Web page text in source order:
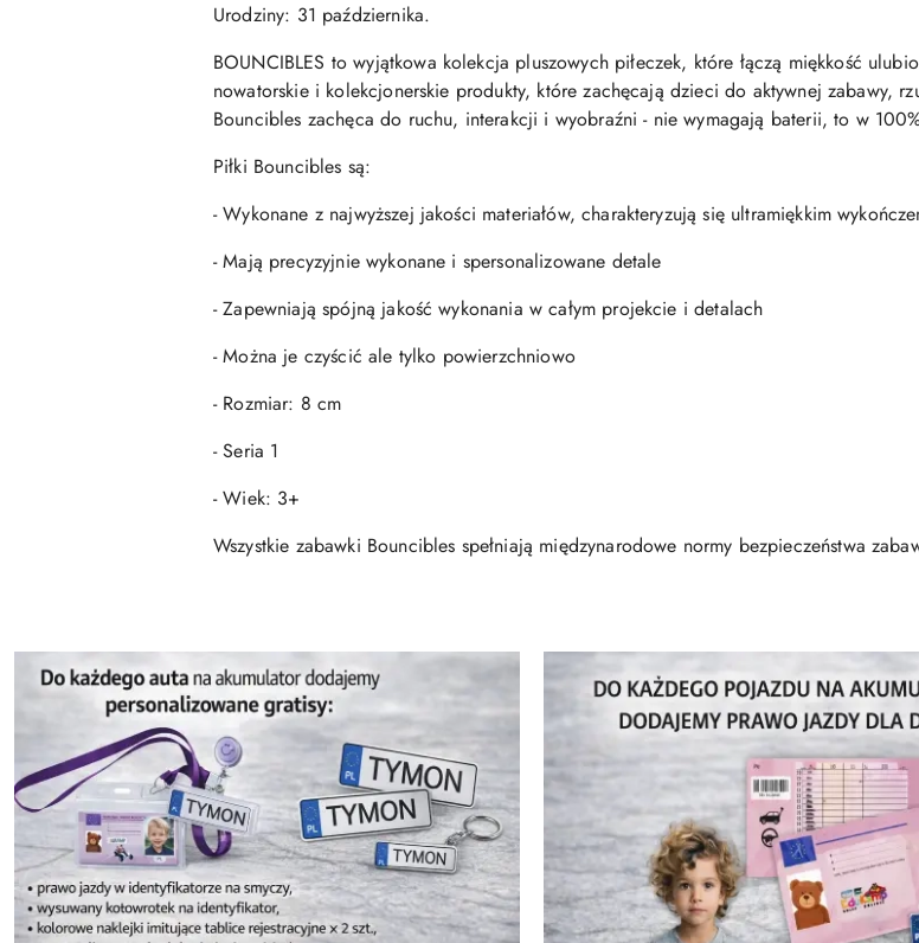
Urodziny: 31 października.
BOUNCIBLES to wyjątkowa kolekcja pluszowych piłeczek, które łączą miękkość
nowatorskie i kolekcjonerskie produkty, które zachęcają dzieci do aktywnej zabawy,
Bouncibles zachęca do ruchu, interakcji i wyobraźni - nie wymagają baterii, to w
Piłki Bouncibles są:
- Wykonane z najwyższej jakości materiałów, charakteryzują się ultramiękkim
- Mają precyzyjnie wykonane i spersonalizowane detale
- Zapewniają spójną jakość wykonania w całym projekcie i detalach
- Można je czyścić ale tylko powierzchniowo
- Rozmiar: 8 cm
- Seria 1
- Wiek: 3+
Wszystkie zabawki Bouncibles spełniają międzynarodowe normy bezpieczeństwa